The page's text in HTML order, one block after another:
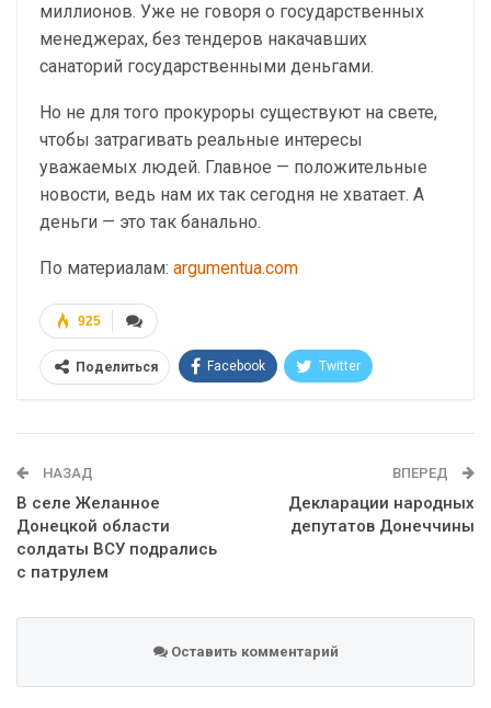
миллионов. Уже не говоря о государственных
менеджерах, без тендеров накачавших
санаторий государственными деньгами.
Но не для того прокуроры существуют на свете,
чтобы затрагивать реальные интересы
уважаемых людей. Главное — положительные
новости, ведь нам их так сегодня не хватает. А
деньги — это так банально.
По материалам: argumentua.com
925
Поделиться Facebook Twitter
НАЗАД
В селе Желанное
Донецкой области
солдаты ВСУ подрались
с патрулем
ВПЕРЕД
Декларации народных
депутатов Донеччины
Оставить комментарий